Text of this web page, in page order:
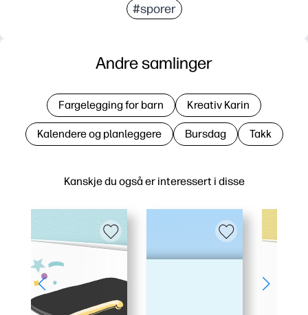
#sporer
Kanskje du også er interessert i disse
Andre samlinger
Fargelegging for barn Kreativ Karin
Kalendere og planleggere Bursdag Takk